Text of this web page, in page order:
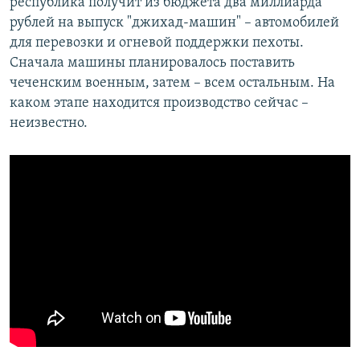
рублей на выпуск "джихад-машин" – автомобилей
для перевозки и огневой поддержки пехоты.
Сначала машины планировалось поставить
чеченским военным, затем – всем остальным. На
каком этапе находится производство сейчас –
неизвестно.